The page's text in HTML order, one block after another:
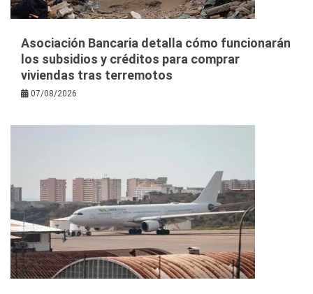
Asociación Bancaria detalla cómo funcionarán
los subsidios y créditos para comprar
viviendas tras terremotos
07/08/2026